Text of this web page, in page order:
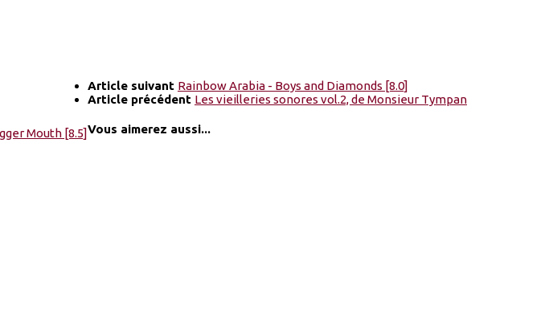
Article suivant Rainbow Arabia - Boys and Diamonds [8.0]
Article précédent Les vieilleries sonores vol​.​2, de Monsieur Tympan
Vous aimerez aussi...